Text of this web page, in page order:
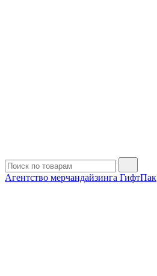
Агентство мерчандайзинга ГифтПак